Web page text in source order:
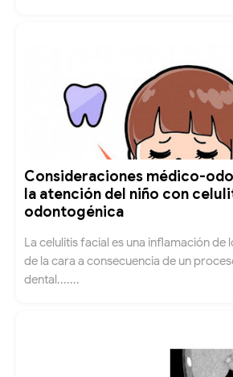
Consideraciones médico-
la atención del niño con
odontogénica
La celulitis facial es una inflamación de
de la cara a consecuencia de un
dental.......